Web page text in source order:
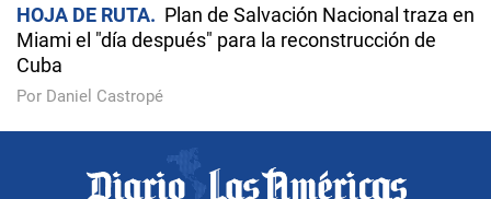
HOJA DE RUTA
Plan de Salvación Nacional traza en
Miami el "día después" para la reconstrucción de
Cuba
Por Daniel Castropé